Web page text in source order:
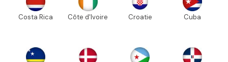
Costa Rica Côte d'Ivoire Croatie Cuba